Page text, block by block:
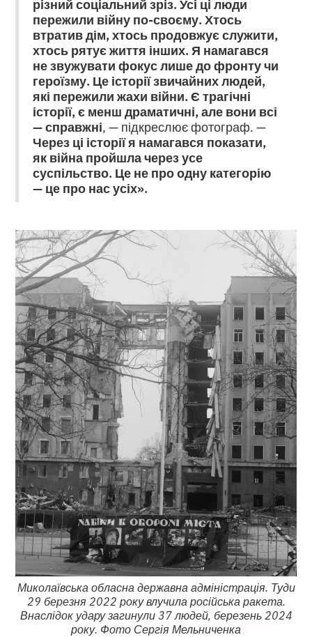
пережили війну по-своєму. Хтось
втратив дім, хтось продовжує служити,
хтось рятує життя інших. Я намагався
не звужувати фокус лише до фронту чи
героїзму. Це історії звичайних людей,
які пережили жахи війни. Є трагічні
історії, є менш драматичні, але вони всі
— справжні, — підкреслює фотограф. —
Через ці історії я намагався показати,
як війна пройшла через усе
суспільство. Це не про одну категорію
— це про нас усіх».
Миколаївська обласна державна адміністрація. Туди
29 березня 2022 року влучила російська ракета.
Внаслідок удару загинули 37 людей, березень 2024
року. Фото Сергія Мельниченка